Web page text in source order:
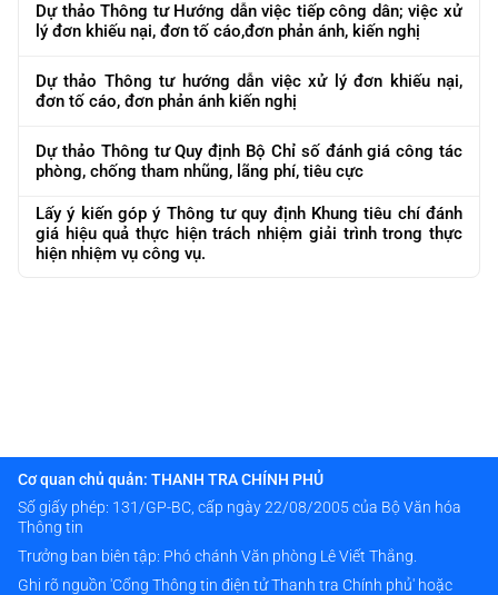
Dự thảo Thông tư Hướng dẫn việc tiếp công dân; việc xử
lý đơn khiếu nại, đơn tố cáo,đơn phản ánh, kiến nghị
Dự thảo Thông tư hướng dẫn việc xử lý đơn khiếu nại,
đơn tố cáo, đơn phản ánh kiến nghị
Dự thảo Thông tư Quy định Bộ Chỉ số đánh giá công tác
phòng, chống tham nhũng, lãng phí, tiêu cực
Lấy ý kiến góp ý Thông tư quy định Khung tiêu chí đánh
giá hiệu quả thực hiện trách nhiệm giải trình trong thực
hiện nhiệm vụ công vụ.
Cơ quan chủ quản: THANH TRA CHÍNH PHỦ
Số giấy phép: 131/GP-BC, cấp ngày 22/08/2005 của Bộ Văn hóa
Thông tin
Trưởng ban biên tập: Phó chánh Văn phòng Lê Viết Thắng.
Ghi rõ nguồn 'Cổng Thông tin điện tử Thanh tra Chính phủ' hoặc